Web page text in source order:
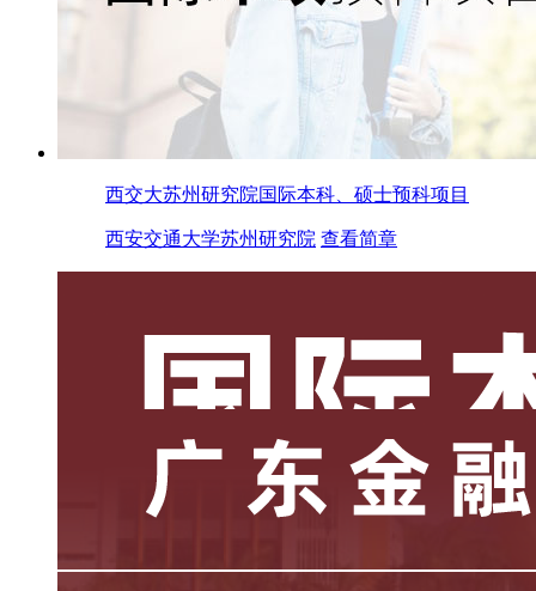
西交大苏州研究院国际本科、硕士预科项目
西安交通大学苏州研究院 查看简章